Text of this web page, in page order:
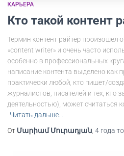
КАРЬЕРА
Кто такой контент
Термин контент райтер произошел
«content writer» и очень часто
особенно в профессиональных
написание контента выделено как
практически любой, кто пишет/
журналистов, писателей и тех, кто
деятельностью), может считаться
Читать дальше…
От Մարիամ Մուրադյան 4 года